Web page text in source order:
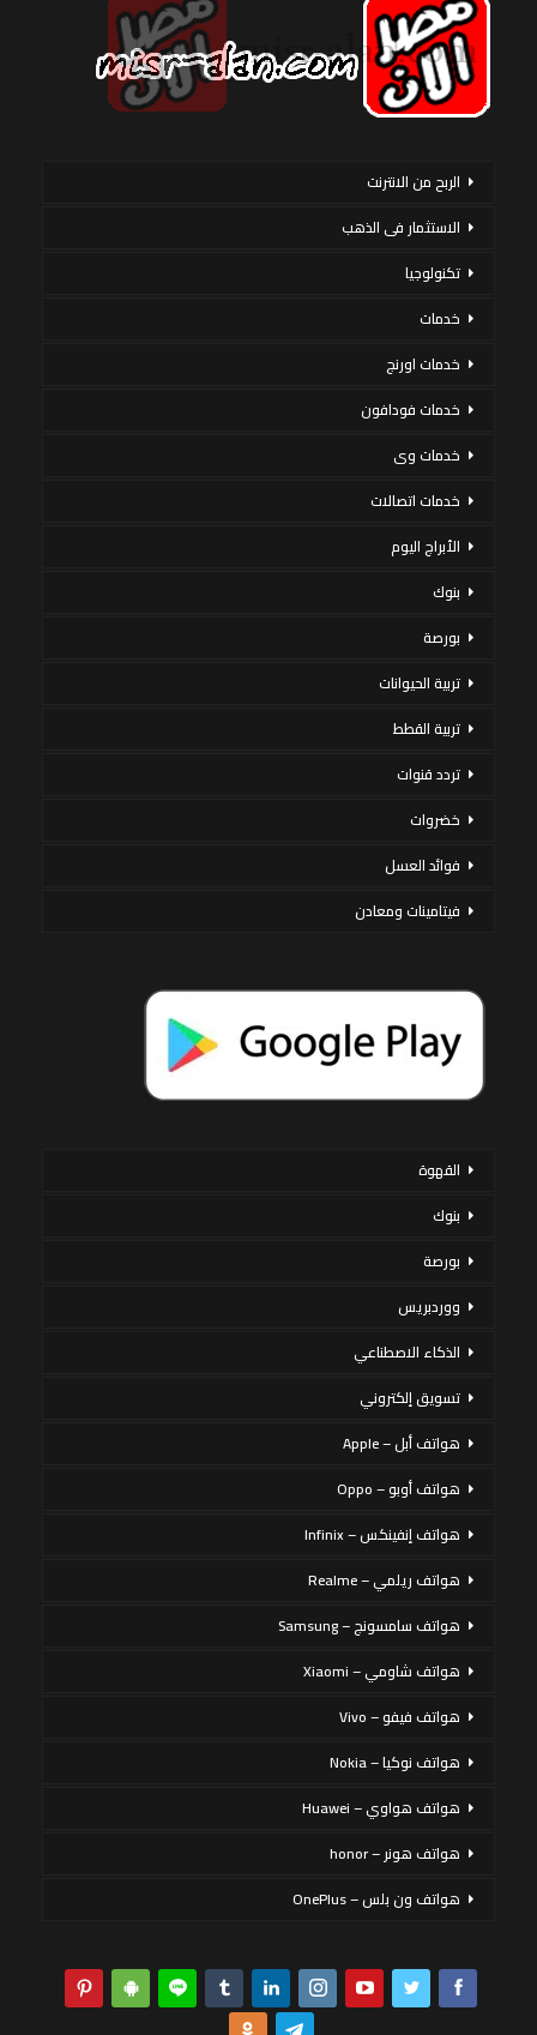
الربح من الانترنت
الاستثمار فى الذهب
تكنولوجيا
خدمات
خدمات اورنج
خدمات فودافون
خدمات وى
خدمات اتصالات
الأبراج اليوم
بنوك
بورصة
تربية الحيوانات
تربية القطط
تردد قنوات
خضروات
فوائد العسل
فيتامينات ومعادن
القهوة
بنوك
بورصة
ووردبريس
الذكاء الاصطناعي
تسويق إلكتروني
هواتف أبل – Apple
هواتف أوبو – Oppo
هواتف إنفينكس – Infinix
هواتف ريلمي – Realme
هواتف سامسونج – Samsung
هواتف شاومي – Xiaomi
هواتف فيفو – Vivo
هواتف نوكيا – Nokia
هواتف هواوي – Huawei
هواتف هونر – honor
هواتف ون بلس – OnePlus